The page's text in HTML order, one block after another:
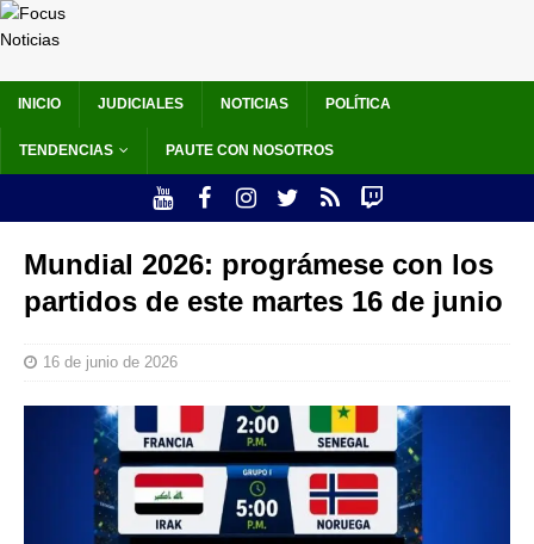
INICIO JUDICIALES NOTICIAS POLÍTICA
TENDENCIAS PAUTE CON NOSOTROS
Mundial 2026: prográmese con los
partidos de este martes 16 de junio
16 de junio de 2026